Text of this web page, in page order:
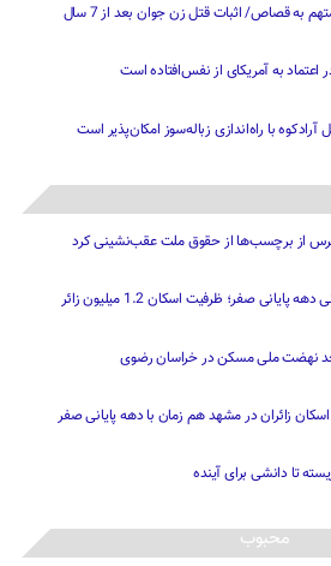
به قصاص/ اثبات قتل زن جوان بعد از 7 سال
به آمریکای از نفس‌افتاده است
با راه‌اندازی زباله‌سوز امکان‌پذیر است
ترس از برچسب‌ها از حقوق ملت عقب‌نشینی کرد
پایانی صفر؛ ظرفیت اسکان 1.2 میلیون زائر
تا دانشی برای آینده
محبوب